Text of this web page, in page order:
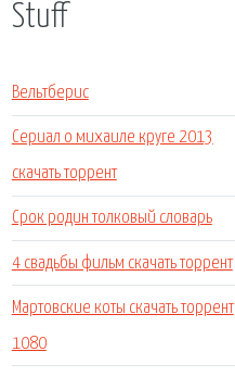
Stuff
Вельтберис
Сериал о михаиле круге 2013
скачать торрент
Срок родин толковый словарь
4 свадьбы фильм скачать торрент
Мартовские коты скачать торрент
1080